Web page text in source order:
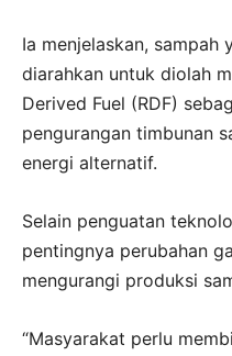
Ia menjelaskan, sampah
diarahkan untuk diolah
Derived Fuel (RDF)
pengurangan timbunan
energi alternatif.
Selain penguatan
pentingnya perubahan
mengurangi produksi
“Masyarakat perlu